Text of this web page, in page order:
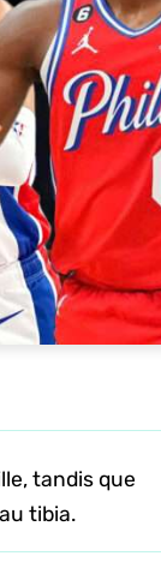
tandis que
tibia.